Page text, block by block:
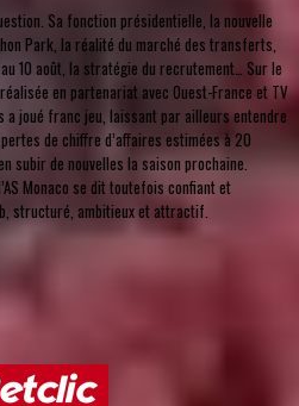
Sa fonction présidentielle, la nouvelle
Park, la réalité du marché des transferts,
10 août, la stratégie du recrutement… Sur le
en partenariat avec Ouest-France et TV
a joué franc jeu, laissant par ailleurs entendre
de chiffre d’affaires estimées à 20
subir de nouvelles la saison prochaine.
Monaco se dit toutefois confiant et
structuré, ambitieux et attractif.